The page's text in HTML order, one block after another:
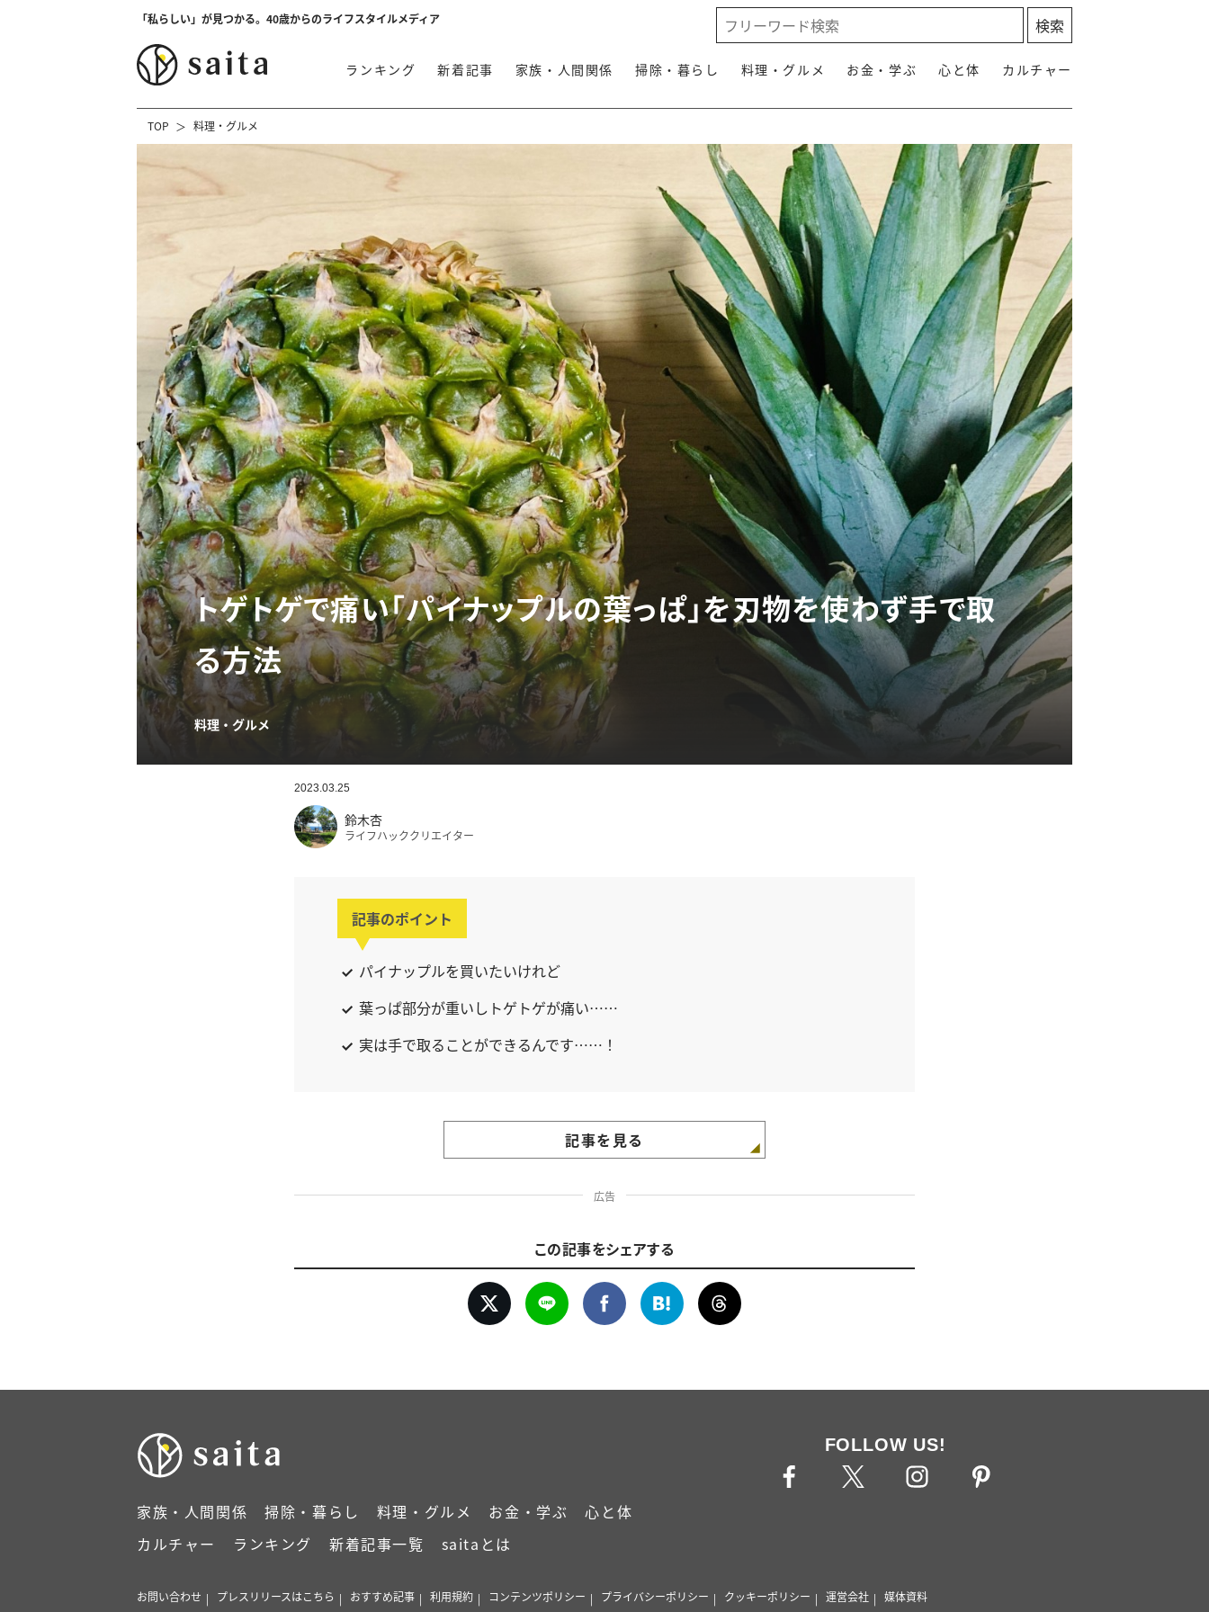
「私らしい」が見つかる。40歳からのライフスタイルメディア
ランキング 新着記事 家族・人間関係 掃除・暮らし 料理・グルメ お金・学ぶ 心と体 カルチャー
TOP 料理・グルメ
トゲトゲで痛い「パイナップルの葉っぱ」を刃物を使わず手で取
る方法
料理・グルメ
2023.03.25
鈴木杏
ライフハッククリエイター
記事のポイント
パイナップルを買いたいけれど
葉っぱ部分が重いしトゲトゲが痛い……
実は手で取ることができるんです……！
記事を見る
広告
この記事をシェアする
家族・人間関係 掃除・暮らし 料理・グルメ お金・学ぶ
心と体
カルチャー
ランキング 新着記事一覧 saitaとは
FOLLOW US!
お問い合わせ プレスリリースはこちら おすすめ記事 利用規約 コンテンツポリシー プライバシーポリシー クッキーポリシー 運営会社 媒体資料